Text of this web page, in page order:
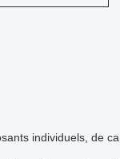
individuels, de